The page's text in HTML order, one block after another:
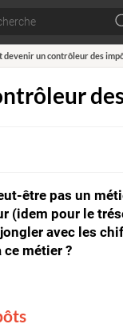
devenir un contrôleur des
être pas un
(idem pour le
avec les
métier ?